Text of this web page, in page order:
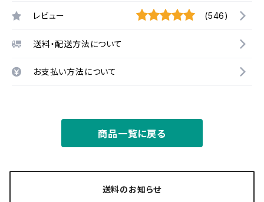
レビュー (546)
送料・配送方法について
お支払い方法について
商品一覧に戻る
送料のお知らせ